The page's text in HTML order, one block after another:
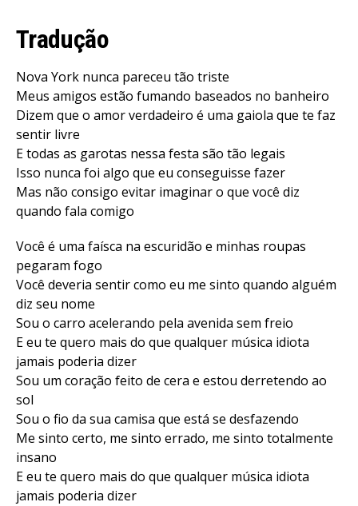
Tradução
Nova York nunca pareceu tão triste
Meus amigos estão fumando baseados no banheiro
Dizem que o amor verdadeiro é uma gaiola que te faz
sentir livre
E todas as garotas nessa festa são tão legais
Isso nunca foi algo que eu conseguisse fazer
Mas não consigo evitar imaginar o que você diz
quando fala comigo
Você é uma faísca na escuridão e minhas roupas
pegaram fogo
Você deveria sentir como eu me sinto quando alguém
diz seu nome
Sou o carro acelerando pela avenida sem freio
E eu te quero mais do que qualquer música idiota
jamais poderia dizer
Sou um coração feito de cera e estou derretendo ao
sol
Sou o fio da sua camisa que está se desfazendo
Me sinto certo, me sinto errado, me sinto totalmente
insano
E eu te quero mais do que qualquer música idiota
jamais poderia dizer